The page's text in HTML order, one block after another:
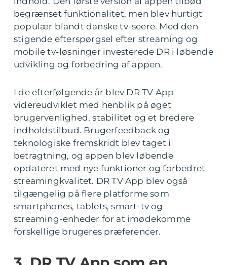
begrænset funktionalitet, men blev hurtigt
populær blandt danske tv-seere. Med den
stigende efterspørgsel efter streaming og
mobile tv-løsninger investerede DR i løbende
udvikling og forbedring af appen.
I de efterfølgende år blev DR TV App
videreudviklet med henblik på øget
brugervenlighed, stabilitet og et bredere
indholdstilbud. Brugerfeedback og
teknologiske fremskridt blev taget i
betragtning, og appen blev løbende
opdateret med nye funktioner og forbedret
streamingkvalitet. DR TV App blev også
tilgængelig på flere platforme som
smartphones, tablets, smart-tv og
streaming-enheder for at imødekomme
forskellige brugeres præferencer.